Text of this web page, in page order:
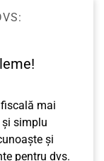
mai
simplu
și
pentru dvs.